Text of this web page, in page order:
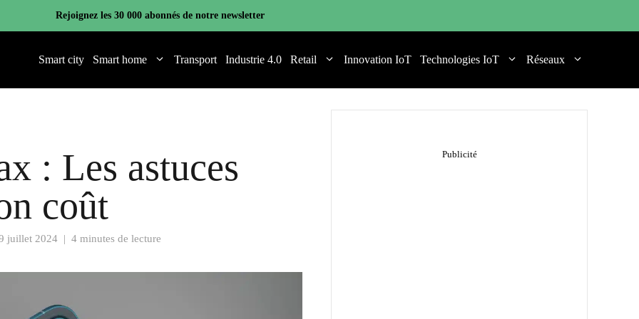
Rejoignez les 30 000 abonnés de notre newsletter
Smart city Smart home Transport Industrie 4.0 Retail Innovation IoT Technologies IoT Réseaux
: Les astuces
coût
juillet 2024 | 4 minutes de lecture